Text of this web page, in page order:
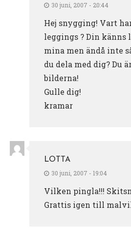
30 juni, 2007 - 20:44
Hej snygging! Vart
leggings ? Din känns
mina men ändå inte
du dela med dig? Du
bilderna!
Gulle dig!
kramar
LOTTA
30 juni, 2007 - 19:04
Vilken pingla!!!
Grattis igen till